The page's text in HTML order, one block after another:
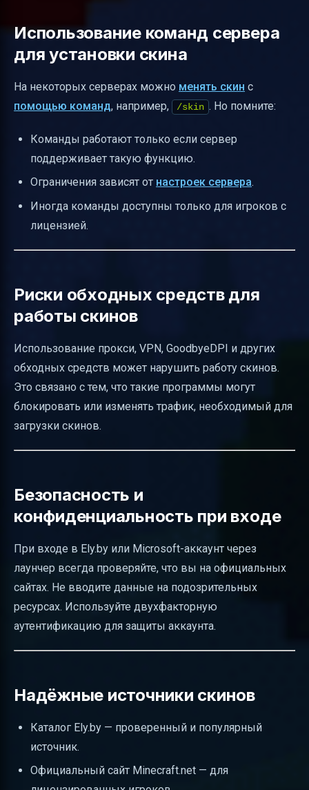
Использование команд сервера
для установки скина
На некоторых серверах можно менять скин с
помощью команд, например, /skin . Но помните:
Команды работают только если сервер
поддерживает такую функцию.
Ограничения зависят от настроек сервера.
Иногда команды доступны только для игроков с
лицензией.
Риски обходных средств для
работы скинов
Использование прокси, VPN, GoodbyeDPI и других
обходных средств может нарушить работу скинов.
Это связано с тем, что такие программы могут
блокировать или изменять трафик, необходимый для
загрузки скинов.
Безопасность и
конфиденциальность при входе
При входе в Ely.by или Microsoft-аккаунт через
лаунчер всегда проверяйте, что вы на официальных
сайтах. Не вводите данные на подозрительных
ресурсах. Используйте двухфакторную
аутентификацию для защиты аккаунта.
Надёжные источники скинов
Каталог Ely.by — проверенный и популярный
источник.
Официальный сайт Minecraft.net — для